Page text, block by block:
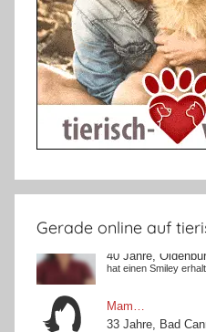
Gerade online auf